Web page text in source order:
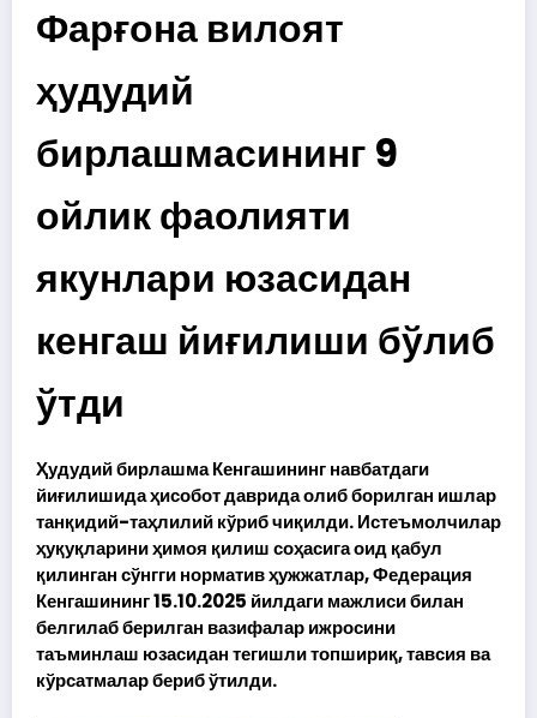
Фарғона вилоят
ҳудудий
бирлашмасининг 9
ойлик фаолияти
якунлари юзасидан
кенгаш йиғилиши бўлиб
ўтди
Ҳудудий бирлашма Кенгашининг навбатдаги
йиғилишида ҳисобот даврида олиб борилган ишлар
танқидий-таҳлилий кўриб чиқилди. Истеъмолчилар
ҳуқуқларини ҳимоя қилиш соҳасига оид қабул
қилинган сўнгги норматив ҳужжатлар, Федерация
Кенгашининг 15.10.2025 йилдаги мажлиси билан
белгилаб берилган вазифалар ижросини
таъминлаш юзасидан тегишли топшириқ, тавсия ва
кўрсатмалар бериб ўтилди.